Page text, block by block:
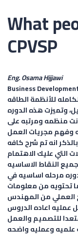
What
CPVSP
Eng. Osama Hijjawi
Business
للأنظمة الطاقه
وتميزت هذه الدوره
منظمه ومرتبه على
وفهم مجريات العمل
انه تم شرح كافه
التي عليك الاهتمام
النقاط الاساسيه
مرحله اساسيه في
تحتويه من معلومات
العملي من المهندس
عمليه اعاده الدروس
للتصميم والعمل